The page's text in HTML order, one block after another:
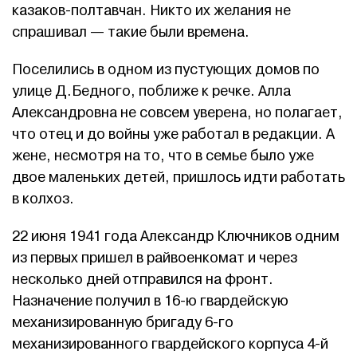
казаков-полтавчан. Никто их желания не
спрашивал — такие были времена.
Поселились в одном из пустующих домов по
улице Д.Бедного, поближе к речке. Алла
Александровна не совсем уверена, но полагает,
что отец и до войны уже работал в редакции. А
жене, несмотря на то, что в семье было уже
двое маленьких детей, пришлось идти работать
в колхоз.
22 июня 1941 года Александр Ключников одним
из первых пришел в райвоенкомат и через
несколько дней отправился на фронт.
Назначение получил в 16-ю гвардейскую
механизированную бригаду 6-го
механизированного гвардейского корпуса 4-й